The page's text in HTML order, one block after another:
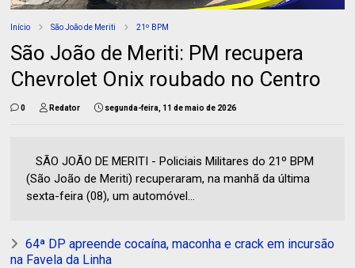
Início São João de Meriti 21º BPM
São João de Meriti: PM recupera
Chevrolet Onix roubado no Centro
0 Redator segunda-feira, 11 de maio de 2026
SÃO JOÃO DE MERITI - Policiais Militares do 21º BPM
(São João de Meriti) recuperaram, na manhã da última
sexta-feira (08), um automóvel...
64ª DP apreende cocaína, maconha e crack em incursão
na Favela da Linha